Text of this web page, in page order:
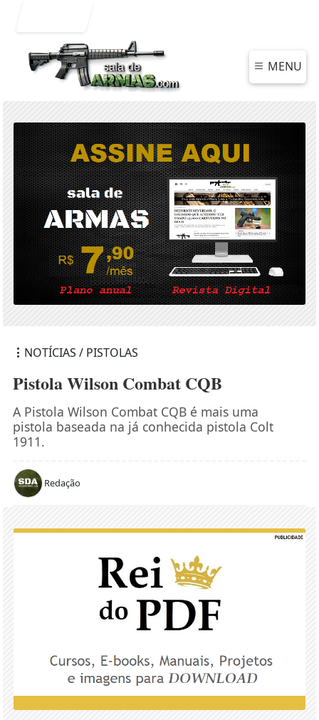
MENU
NOTÍCIAS / PISTOLAS
Pistola Wilson Combat CQB
A Pistola Wilson Combat CQB é mais uma
pistola baseada na já conhecida pistola Colt
1911.
Redação